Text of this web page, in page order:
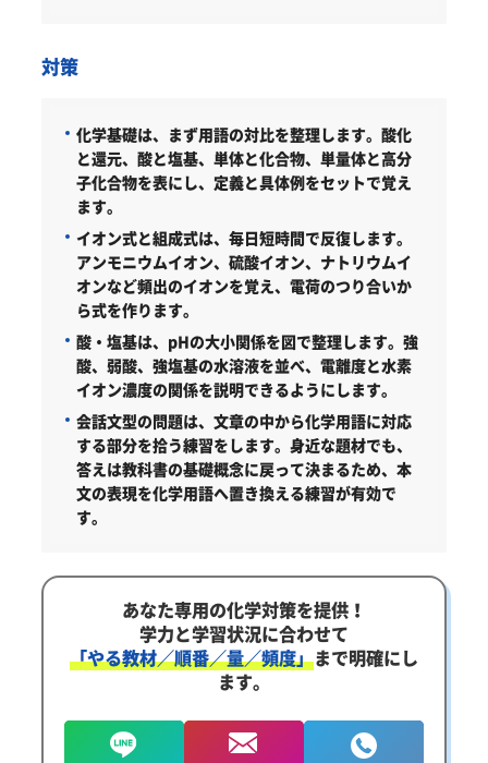
対策
化学基礎は、まず用語の対比を整理します。酸化
と還元、酸と塩基、単体と化合物、単量体と高分
子化合物を表にし、定義と具体例をセットで覚え
ます。
イオン式と組成式は、毎日短時間で反復します。
アンモニウムイオン、硫酸イオン、ナトリウムイ
オンなど頻出のイオンを覚え、電荷のつり合いか
ら式を作ります。
酸・塩基は、pHの大小関係を図で整理します。強
酸、弱酸、強塩基の水溶液を並べ、電離度と水素
イオン濃度の関係を説明できるようにします。
会話文型の問題は、文章の中から化学用語に対応
する部分を拾う練習をします。身近な題材でも、
答えは教科書の基礎概念に戻って決まるため、本
文の表現を化学用語へ置き換える練習が有効で
す。
あなた専用の化学対策を提供！
学力と学習状況に合わせて
「やる教材／順番／量／頻度」まで明確にし
ます。